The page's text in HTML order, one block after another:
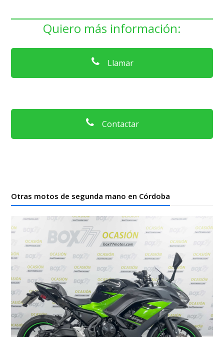
Quiero más información:
Llamar
Contactar
Otras motos de segunda mano en Córdoba